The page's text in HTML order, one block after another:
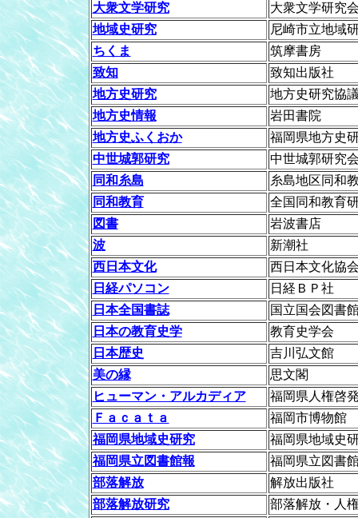
大衆文学研究
大衆文学研究
地域史研究
尼崎市立地域
ちくま
筑摩書房
致知
致知出版社
地方史研究
地方史研究協
地方史情報
岩田書院
地方史ふくおか
福岡県地方史
中世城郭研究
中世城郭研究
同和糸島
糸島地区同和
同和教育
全国同和教育
図書
岩波書店
波
新潮社
西日本文化
西日本文化協
日経パソコン
日経ＢＰ社
日本全国書誌
国立国会図書
日本の教育史学
教育史学会
日本歴史
吉川弘文館
美の縁
思文閣
ヒューマン・アルカディア
福岡県人権啓
Ｆａｃａｔａ
福岡市博物館
福岡県地域史研究
福岡県地域史
福岡県立図書館報
福岡県立図書
部落解放
解放出版社
部落解放研究
部落解放・人